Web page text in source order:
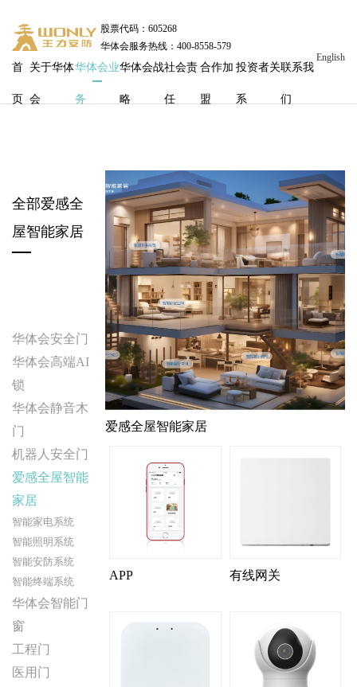
股票代码：605268
华体会服务热线：400-8558-579
首
页
关于华体
会
华体会业
务
华体会战
略
社会责
任
合作加
盟
投资者关
系
联系我
们
English
全部爱感全
屋智能家居
华体会安全门
华体会高端AI
锁
华体会静音木
门
机器人安全门
爱感全屋智能
家居
智能家电系统
智能照明系统
智能安防系统
智能终端系统
华体会智能门
窗
工程门
医用门
爱感全屋智能家居
APP 有线网关